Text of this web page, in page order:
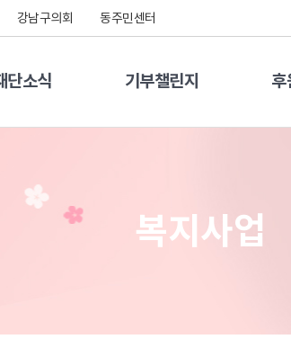
강남구의회 동주민센터
단소식 기부챌린지 후
복지사업